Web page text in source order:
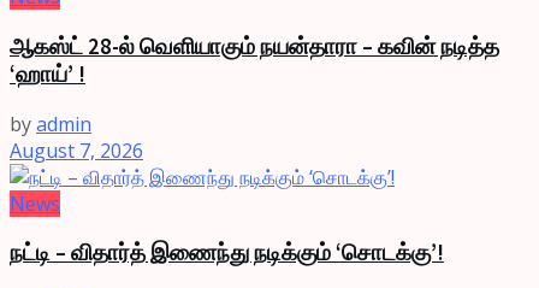
ஆகஸ்ட் 28-ல் வெளியாகும் நயன்தாரா – கவின் நடித்த
‘ஹாய்’ !
byadmin
August 7, 2026
News
நட்டி – விதார்த் இணைந்து நடிக்கும் ‘சொடக்கு’!